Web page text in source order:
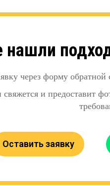
нашли
через форму
и предоставит
Оставить заявку